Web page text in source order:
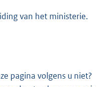
van het ministerie.
pagina volgens u niet?